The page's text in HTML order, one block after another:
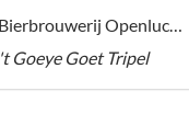
Bierbrouwerij Openluchtmuseum Arnhem
't Goeye Goet Tripel